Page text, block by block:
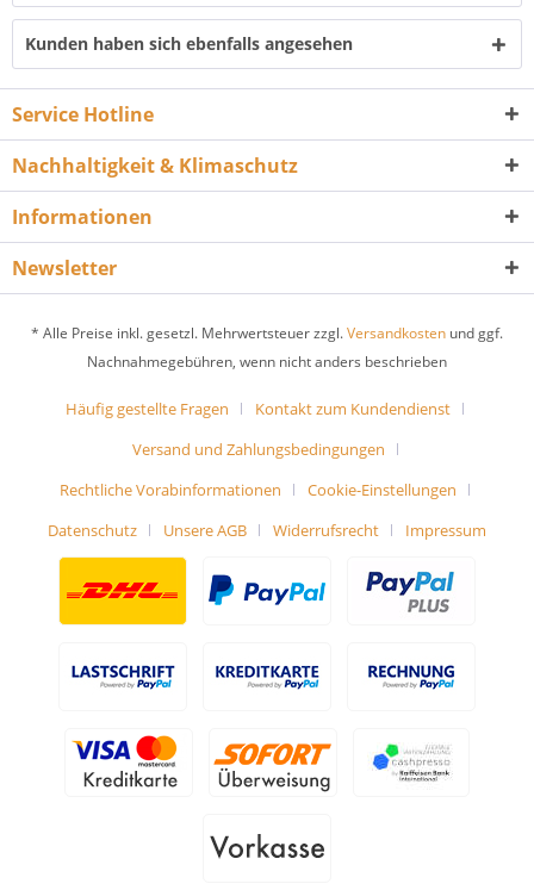
Kunden haben sich ebenfalls angesehen
Service Hotline
Nachhaltigkeit & Klimaschutz
Informationen
Newsletter
* Alle Preise inkl. gesetzl. Mehrwertsteuer zzgl.Versandkosten und ggf.
Nachnahmegebühren, wenn nicht anders beschrieben
Häufig gestellte Fragen
Kontakt zum Kundendienst
Versand und Zahlungsbedingungen
Rechtliche Vorabinformationen
Cookie-Einstellungen
Datenschutz
Unsere AGB Widerrufsrecht Impressum